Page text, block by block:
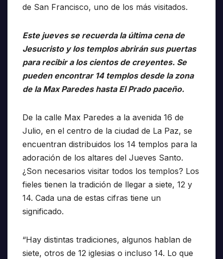
de San Francisco, uno de los más visitados.
Este jueves se recuerda la última cena de
Jesucristo y los templos abrirán sus puertas
para recibir a los cientos de creyentes. Se
pueden encontrar 14 templos desde la zona
de la Max Paredes hasta El Prado paceño.
De la calle Max Paredes a la avenida 16 de
Julio, en el centro de la ciudad de La Paz, se
encuentran distribuidos los 14 templos para la
adoración de los altares del Jueves Santo.
¿Son necesarios visitar todos los templos? Los
fieles tienen la tradición de llegar a siete, 12 y
14. Cada una de estas cifras tiene un
significado.
“Hay distintas tradiciones, algunos hablan de
siete, otros de 12 iglesias o incluso 14. Lo que